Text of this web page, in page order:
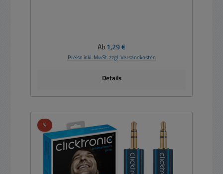
Regulärer Preis:
Ab1,29 €
Preise inkl. MwSt. zzgl. Versandkosten
Details
%Rabatt